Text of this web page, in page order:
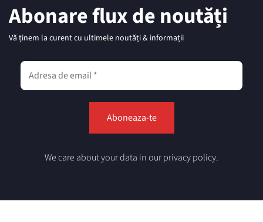
Abonare flux de noutăți
Vă ținem la curent cu ultimele noutăți & informații
We care about your data in our privacy policy.